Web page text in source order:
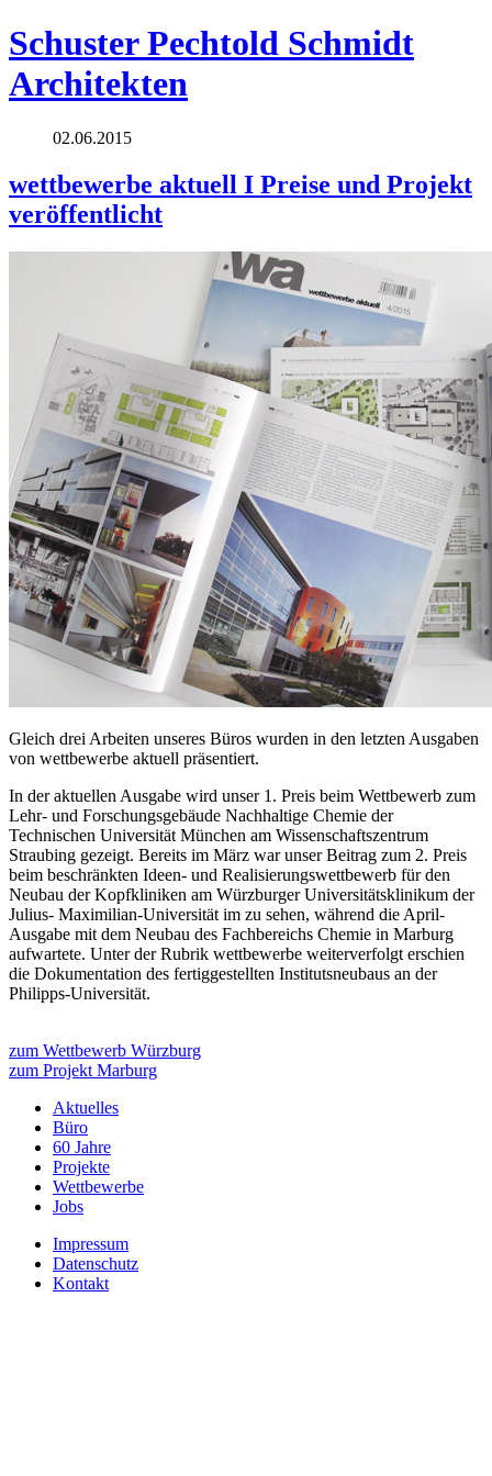
Schuster Pechtold Schmidt
Architekten
02.06.2015
wettbewerbe aktuell I Preise und Projekt
veröffentlicht
Gleich drei Arbeiten unseres Büros wurden in den letzten Ausgaben
von wettbewerbe aktuell präsentiert.
In der aktuellen Ausgabe wird unser 1. Preis beim Wettbewerb zum
Lehr- und Forschungsgebäude Nachhaltige Chemie der
Technischen Universität München am Wissenschaftszentrum
Straubing gezeigt. Bereits im März war unser Beitrag zum 2. Preis
beim beschränkten Ideen- und Realisierungswettbewerb für den
Neubau der Kopfkliniken am Würzburger Universitätsklinikum der
Julius- Maximilian-Universität im zu sehen, während die April-
Ausgabe mit dem Neubau des Fachbereichs Chemie in Marburg
aufwartete. Unter der Rubrik wettbewerbe weiterverfolgt erschien
die Dokumentation des fertiggestellten Institutsneubaus an der
Philipps-Universität.
zum Wettbewerb Würzburg
zum Projekt Marburg
Aktuelles
Büro
60 Jahre
Projekte
Wettbewerbe
Jobs
Impressum
Datenschutz
Kontakt